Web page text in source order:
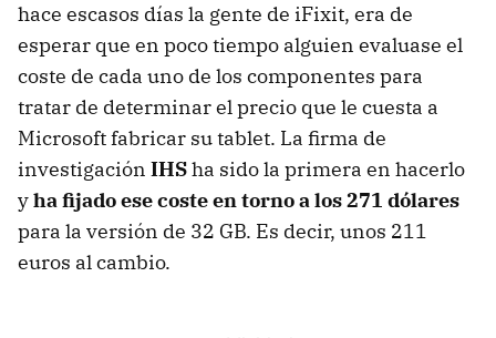
hace escasos días la gente de iFixit, era de
esperar que en poco tiempo alguien evaluase el
coste de cada uno de los componentes para
tratar de determinar el precio que le cuesta a
Microsoft fabricar su tablet. La firma de
investigación IHSha sido la primera en hacerlo
yha fijado ese coste en torno a los 271 dólares
para la versión de 32 GB. Es decir, unos 211
euros al cambio.